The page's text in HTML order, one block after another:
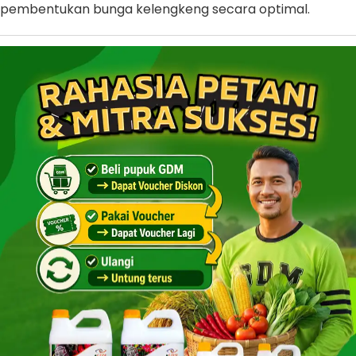
pembentukan bunga kelengkeng secara optimal.